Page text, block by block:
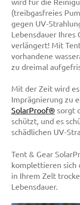
(treibgasfreies
gegen UV-
Lebensdauer Ihres
verlängert! Mit
vorhandene
zu dreimal
Mit der Zeit wird
Imprägnierung zu
SolarProof® sorgt
schützt, und es
schädlichen UV-
Tent & Gear
komplettieren sich
in Ihrem Zelt
Lebensdauer.